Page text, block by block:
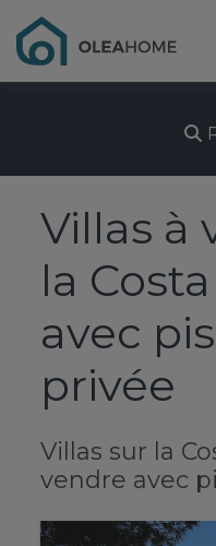
Villas à
la
avec
privée
Villas sur la
vendre avec